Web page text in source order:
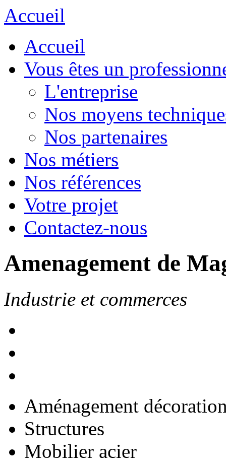
Accueil
Accueil
Vous êtes un
L'entreprise
Nos moyens
Nos partenaires
Nos métiers
Nos références
Votre projet
Contactez-nous
Amenagement de
Industrie et commerces
Aménagement
Structures
Mobilier acier